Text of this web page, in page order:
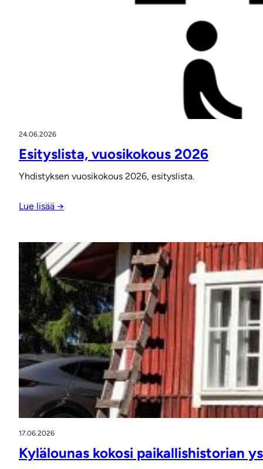
24.06.2026
Esityslista, vuosikokous 2026
Yhdistyksen vuosikokous 2026, esityslista.
Lue lisää →
17.06.2026
Kylälounas kokosi paikallishistorian